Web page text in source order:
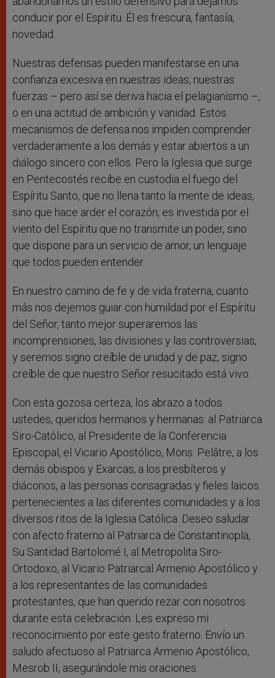
conducir por el Espíritu. Él es frescura, fantasía,
novedad.
Nuestras defensas pueden manifestarse en una
confianza excesiva en nuestras ideas, nuestras
fuerzas – pero así se deriva hacia el pelagianismo –,
o en una actitud de ambición y vanidad. Estos
mecanismos de defensa nos impiden comprender
verdaderamente a los demás y estar abiertos a un
diálogo sincero con ellos. Pero la Iglesia que surge
en Pentecostés recibe en custodia el fuego del
Espíritu Santo, que no llena tanto la mente de ideas,
sino que hace arder el corazón; es investida por el
viento del Espíritu que no transmite un poder, sino
que dispone para un servicio de amor, un lenguaje
que todos pueden entender.
En nuestro camino de fe y de vida fraterna, cuanto
más nos dejemos guiar con humildad por el Espíritu
del Señor, tanto mejor superaremos las
incomprensiones, las divisiones y las controversias,
y seremos signo creíble de unidad y de paz, signo
creíble de que nuestro Señor resucitado está vivo.
Con esta gozosa certeza, los abrazo a todos
ustedes, queridos hermanos y hermanas: al Patriarca
Siro-Católico, al Presidente de la Conferencia
Episcopal, el Vicario Apostólico, Mons. Pelâtre, a los
demás obispos y Exarcas, a los presbíteros y
diáconos, a las personas consagradas y fieles laicos
pertenecientes a las diferentes comunidades y a los
diversos ritos de la Iglesia Católica. Deseo saludar
con afecto fraterno al Patriarca de Constantinopla,
Su Santidad Bartolomé I, al Metropolita Siro-
Ortodoxo, al Vicario Patriarcal Armenio Apostólico y
a los representantes de las comunidades
protestantes, que han querido rezar con nosotros
durante esta celebración. Les expreso mi
reconocimiento por este gesto fraterno. Envío un
saludo afectuoso al Patriarca Armenio Apostólico,
Mesrob II, asegurándole mis oraciones.